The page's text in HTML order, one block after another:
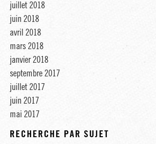
juillet 2018
juin 2018
avril 2018
mars 2018
janvier 2018
septembre 2017
juillet 2017
juin 2017
mai 2017
RECHERCHE PAR SUJET